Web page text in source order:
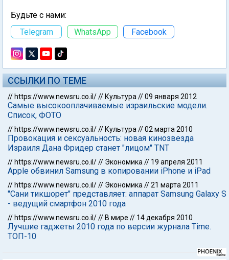
Будьте с нами:
Telegram
WhatsApp Facebook
ССЫЛКИ ПО ТЕМЕ
// https://www.newsru.co.il/// Культура //09 января 2012
Самые высокооплачиваемые израильские модели.
Список, ФОТО
// https://www.newsru.co.il/// Культура //02 марта 2010
Провокация и сексуальность: новая кинозвезда
Израиля Дана Фридер станет "лицом" TNT
// https://www.newsru.co.il/// Экономика // 19 апреля 2011
Apple обвинил Samsung в копировании iPhone и iPad
// https://www.newsru.co.il/// Экономика //21 марта 2011
"Сани тикшорет" представляет: аппарат Samsung Galaxy S
- ведущий смартфон 2010 года
// https://www.newsru.co.il/// В мире // 14 декабря 2010
Лучшие гаджеты 2010 года по версии журнала Time.
ТОП-10